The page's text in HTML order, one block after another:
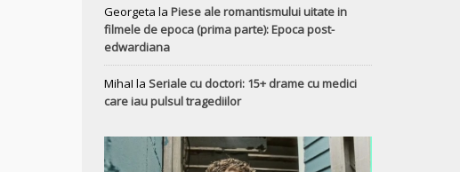
Georgeta la Piese ale romantismului uitate in
filmele de epoca (prima parte): Epoca post-
edwardiana
MihaI la Seriale cu doctori: 15+ drame cu medici
care iau pulsul tragediilor